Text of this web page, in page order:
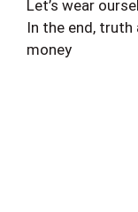
Let’s wear
In the end, truth
money